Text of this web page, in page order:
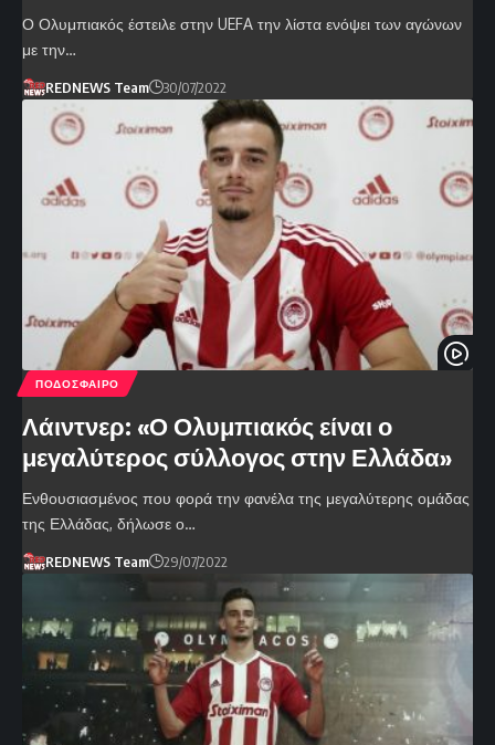
Ο Ολυμπιακός έστειλε στην UEFA την λίστα ενόψει των αγώνων
με την…
REDNEWS Team 30/07/2022
ΠΟΔΟΣΦΑΙΡΟ
Λάιντνερ: «Ο Ολυμπιακός είναι ο
μεγαλύτερος σύλλογος στην Ελλάδα»
Ενθουσιασμένος που φορά την φανέλα της μεγαλύτερης ομάδας
της Ελλάδας, δήλωσε ο…
REDNEWS Team 29/07/2022